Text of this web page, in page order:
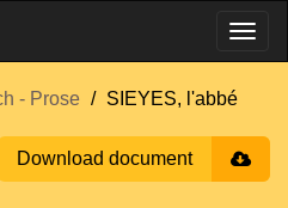
- Prose SIEYES, l'abbé
Download document